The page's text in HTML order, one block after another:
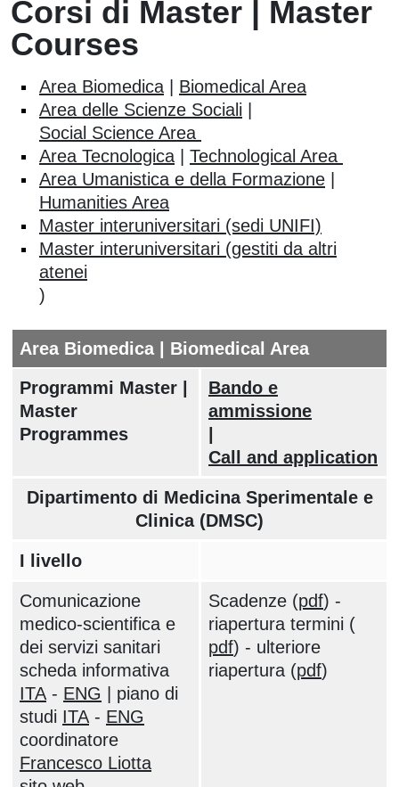
Corsi di Master | Master
Courses
Area Biomedica| Biomedical Area
Area delle Scienze Sociali
Social Science Area
Area Tecnologica| Technological Area
Area Umanistica e della Formazione
Humanities Area
Master interuniversitari (sedi UNIFI)
Master interuniversitari (gestiti da altri
atenei
)
Area Biomedica | Biomedical Area
Programmi Master |
Master
Programmes
Bando e
ammissione
Call and application
Dipartimento di Medicina Sperimentale e
Clinica (DMSC)
I livello
Comunicazione
medico-scientifica e
dei servizi sanitari
scheda informativa
ITA- ENG | piano di
studi ITA- ENG
coordinatore
Francesco Liotta
Scadenze (pdf) -
riapertura termini (
pdf) - ulteriore
riapertura (pdf)